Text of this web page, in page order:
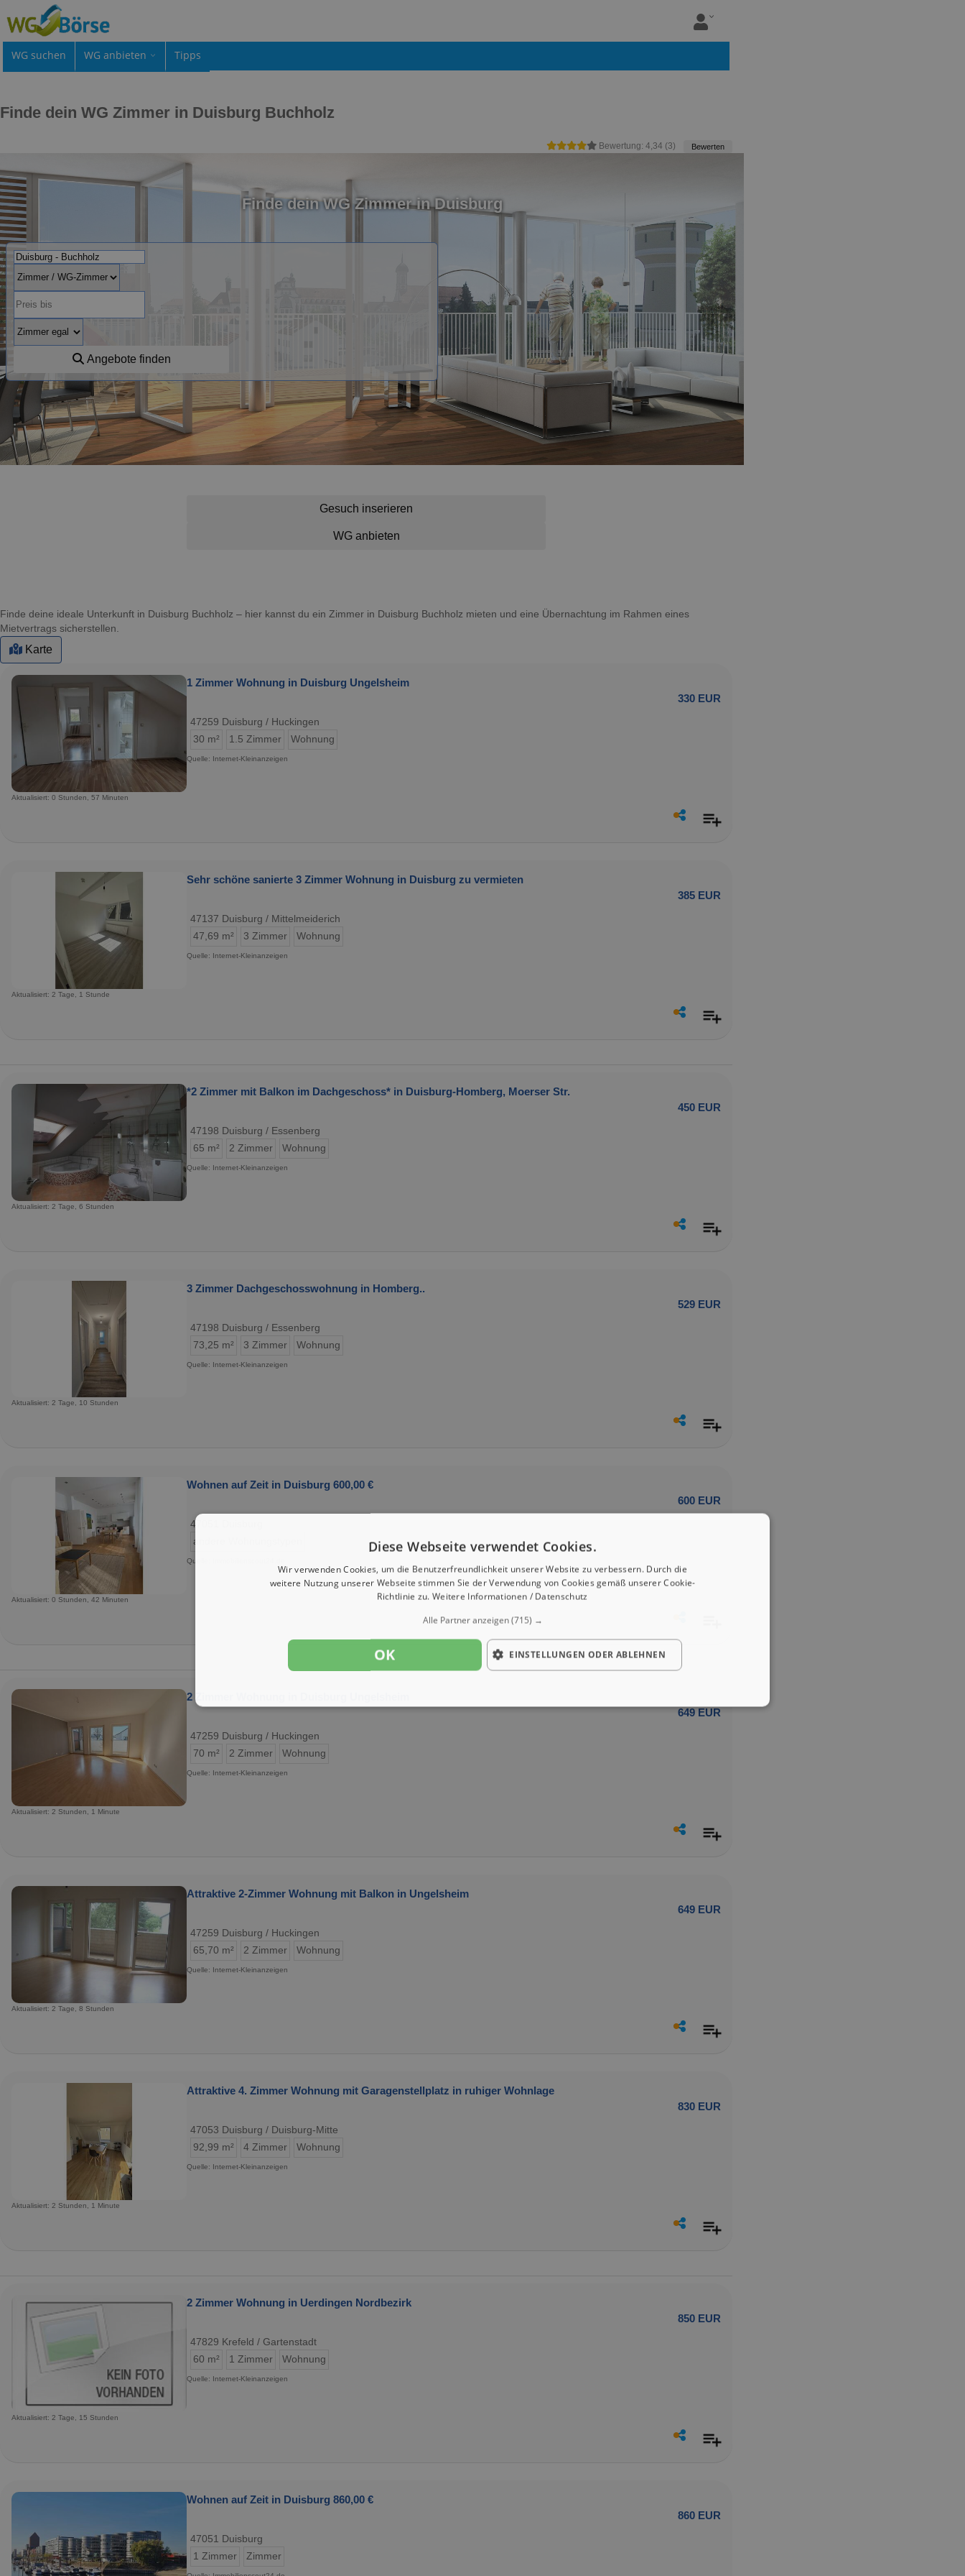
WG suchen WG anbieten Tipps
Finde dein WG Zimmer in Duisburg Buchholz
Bewertung: 4,34 (3) Bewerten
Finde dein WG Zimmer in Duisburg
Angebote finden
Gesuch inserieren
WG anbieten
Finde deine ideale Unterkunft in Duisburg Buchholz – hier kannst du ein Zimmer in Duisburg Buchholz mieten und eine Übernachtung im Rahmen eines
Mietvertrags sicherstellen.
Karte
1 Zimmer Wohnung in Duisburg Ungelsheim
330 EUR
47259 Duisburg / Huckingen
30 m²
1.5 Zimmer Wohnung
Quelle: Internet-Kleinanzeigen
Aktualisiert: 0 Stunden, 57 Minuten
Sehr schöne sanierte 3 Zimmer Wohnung in Duisburg zu vermieten
385 EUR
47137 Duisburg / Mittelmeiderich
47,69 m²
3 Zimmer Wohnung
Quelle: Internet-Kleinanzeigen
Aktualisiert: 2 Tage, 1 Stunde
*2 Zimmer mit Balkon im Dachgeschoss* in Duisburg-Homberg, Moerser Str.
450 EUR
47198 Duisburg / Essenberg
65 m²
2 Zimmer Wohnung
Quelle: Internet-Kleinanzeigen
Aktualisiert: 2 Tage, 6 Stunden
3 Zimmer Dachgeschosswohnung in Homberg..
529 EUR
47198 Duisburg / Essenberg
73,25 m²
3 Zimmer Wohnung
Quelle: Internet-Kleinanzeigen
Aktualisiert: 2 Tage, 10 Stunden
Wohnen auf Zeit in Duisburg 600,00 €
600 EUR
47051 Duisburg
andere Wohnungstypen
Quelle: Immobilienscout24.de
Aktualisiert: 0 Stunden, 42 Minuten
2 Zimmer Wohnung in Duisburg Ungelsheim
649 EUR
47259 Duisburg / Huckingen
70 m²
2 Zimmer Wohnung
Quelle: Internet-Kleinanzeigen
Aktualisiert: 2 Stunden, 1 Minute
Attraktive 2-Zimmer Wohnung mit Balkon in Ungelsheim
649 EUR
47259 Duisburg / Huckingen
65,70 m²
2 Zimmer Wohnung
Quelle: Internet-Kleinanzeigen
Aktualisiert: 2 Tage, 8 Stunden
Attraktive 4. Zimmer Wohnung mit Garagenstellplatz in ruhiger Wohnlage
830 EUR
47053 Duisburg / Duisburg-Mitte
92,99 m²
4 Zimmer Wohnung
Quelle: Internet-Kleinanzeigen
Aktualisiert: 2 Stunden, 1 Minute
2 Zimmer Wohnung in Uerdingen Nordbezirk
850 EUR
47829 Krefeld / Gartenstadt
60 m²
1 Zimmer Wohnung
Quelle: Internet-Kleinanzeigen
Aktualisiert: 2 Tage, 15 Stunden
Wohnen auf Zeit in Duisburg 860,00 €
860 EUR
47051 Duisburg
1 Zimmer
Zimmer
Diese Webseite verwendet Cookies.
Wir verwenden Cookies, um die Benutzerfreundlichkeit unserer Website zu verbessern. Durch die
weitere Nutzung unserer Webseite stimmen Sie der Verwendung von Cookies gemäß unserer Cookie-
Richtlinie zu. Weitere Informationen / Datenschutz
Alle Partner anzeigen(715) →
OK EINSTELLUNGEN ODER ABLEHNEN